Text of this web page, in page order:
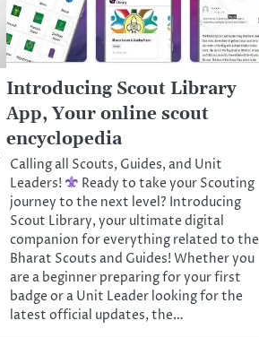
Introducing Scout Library
App, Your online scout
encyclopedia
Calling all Scouts, Guides, and Unit
Leaders!
Ready to take your Scouting
journey to the next level? Introducing
Scout Library, your ultimate digital
companion for everything related to the
Bharat Scouts and Guides! ​Whether you
are a beginner preparing for your first
badge or a Unit Leader looking for the
latest official updates, the…